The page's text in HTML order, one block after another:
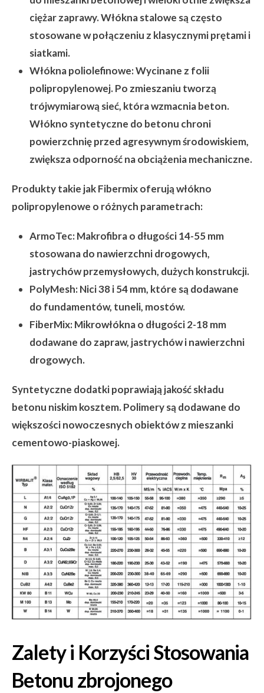
ciężar zaprawy. Włókna stalowe są często
stosowane w połączeniu z klasycznymi prętami i
siatkami.
Włókna poliolefinowe:Wycinane z folii
polipropylenowej. Po zmieszaniu tworzą
trójwymiarową sieć, która wzmacnia beton.
Włókno syntetyczne do betonu chroni
powierzchnię przed agresywnym środowiskiem,
zwiększa odporność na obciążenia mechaniczne.
Produkty takie jak Fibermix oferują włókno
polipropylenowe o różnych parametrach:
ArmoTec:Makrofibra o długości 14-55 mm
stosowana do nawierzchni drogowych,
jastrychów przemysłowych, dużych konstrukcji.
PolyMesh:Nici 38 i 54 mm, które są dodawane
do fundamentów, tuneli, mostów.
FiberMix:Mikrowłókna o długości 2-18 mm
dodawane do zapraw, jastrychów i nawierzchni
drogowych.
Syntetyczne dodatki poprawiają jakość składu
betonu niskim kosztem. Polimery są dodawane do
większości nowoczesnych obiektów z mieszanki
cementowo-piaskowej.
Zalety i Korzyści Stosowania
Betonu zbrojonego